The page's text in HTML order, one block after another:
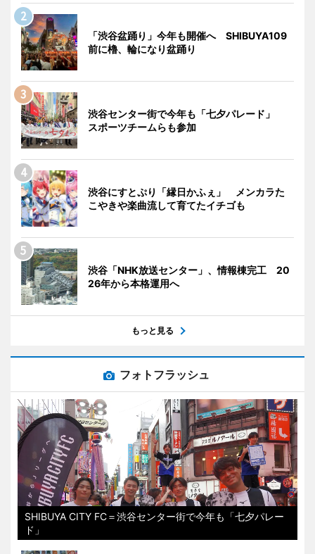
「渋谷盆踊り」今年も開催へ SHIBUYA109
前に櫓、輪になり盆踊り
渋谷センター街で今年も「七夕パレード」
スポーツチームらも参加
渋谷にすとぷり「縁日かふぇ」 メンカラた
こやきや楽曲流して育てたイチゴも
渋谷「NHK放送センター」、情報棟完工 20
26年から本格運用へ
もっと見る
フォトフラッシュ
SHIBUYA CITY FC＝渋谷センター街で今年も「七夕パレー
ド」